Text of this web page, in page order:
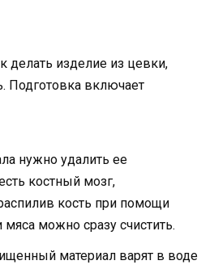
делать изделие из цевки,
Подготовка включает
нужно удалить ее
костный мозг,
кость при помощи
мяса можно сразу счистить.
материал варят в воде